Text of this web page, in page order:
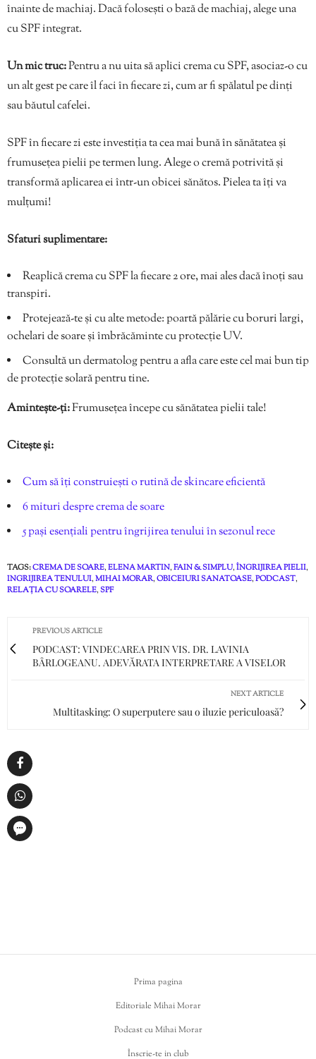
înainte de machiaj. Dacă folosești o bază de machiaj, alege una
cu SPF integrat.
Un mic truc:Pentru a nu uita să aplici crema cu SPF, asociaz-o cu
un alt gest pe care îl faci în fiecare zi, cum ar fi spălatul pe dinți
sau băutul cafelei.
SPF în fiecare zi este investiția ta cea mai bună în sănătatea și
frumusețea pielii pe termen lung. Alege o cremă potrivită și
transformă aplicarea ei într-un obicei sănătos. Pielea ta îți va
mulțumi!
Sfaturi suplimentare:
Reaplică crema cu SPF la fiecare 2 ore, mai ales dacă înoți sau
transpiri.
Protejează-te și cu alte metode: poartă pălărie cu boruri largi,
ochelari de soare și îmbrăcăminte cu protecție UV.
Consultă un dermatolog pentru a afla care este cel mai bun tip
de protecție solară pentru tine.
Amintește-ți:Frumusețea începe cu sănătatea pielii tale!
Citește și:
Cum să îți construiești o rutină de skincare eficientă
6 mituri despre crema de soare
5 pași esențiali pentru îngrijirea tenului în sezonul rece
TAGS:CREMA DE SOARE,ELENA MARTIN,FAIN & SIMPLU,ÎNGRIJIREA PIELII,
INGRIJIREA TENULUI,MIHAI MORAR,OBICEIURI SANATOASE,PODCAST,
RELAȚIA CU SOARELE,SPF
PREVIOUS ARTICLE
PODCAST: VINDECAREA PRIN VIS. DR. LAVINIA
BÂRLOGEANU. ADEVĂRATA INTERPRETARE A VISELOR
NEXT ARTICLE
Multitasking: O superputere sau o iluzie periculoasă?
Prima pagina
Editoriale Mihai Morar
Podcast cu Mihai Morar
Înscrie-te in club